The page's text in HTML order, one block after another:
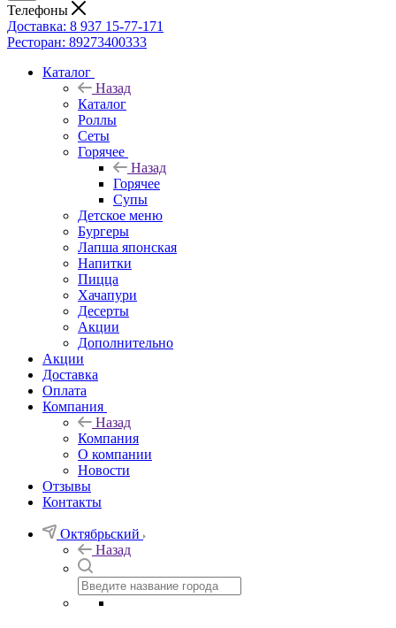
Телефоны
Доставка: 8 937 15-77-171
Ресторан: 89273400333
Каталог
Назад
Каталог
Роллы
Сеты
Горячее
Назад
Горячее
Супы
Детское меню
Бургеры
Лапша японская
Напитки
Пицца
Хачапури
Десерты
Акции
Дополнительно
Акции
Доставка
Оплата
Компания
Назад
Компания
О компании
Новости
Отзывы
Контакты
Октябрьский
Назад